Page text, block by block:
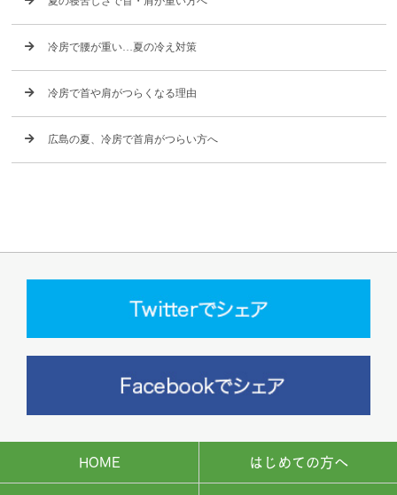
冷房で腰が重い…夏の冷え対策
冷房で首や肩がつらくなる理由
広島の夏、冷房で首肩がつらい方へ
HOME はじめての方へ